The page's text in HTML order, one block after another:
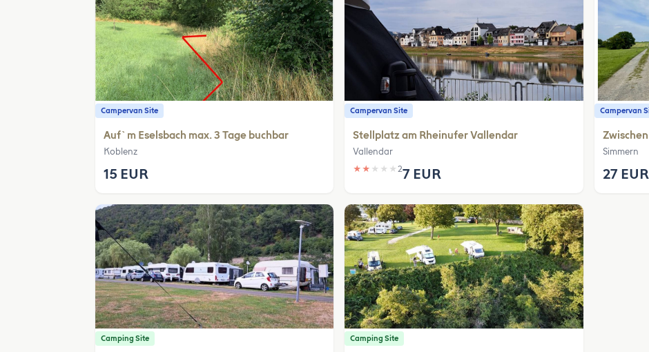
Campervan Site
Auf`m Eselsbach max. 3 Tage buchbar
Koblenz
15 EUR
Campervan Site
Stellplatz am Rheinufer Vallendar
Vallendar
★ ★ ★ ★ ★27 EUR
Campervan
Simmern
27 EUR
Camping Site Camping Site